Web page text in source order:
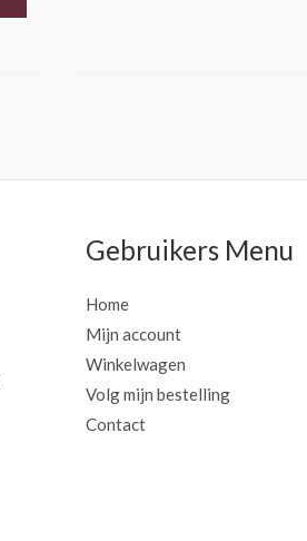
Gebruikers Menu
Home
Mijn account
Winkelwagen
Volg mijn bestelling
Contact